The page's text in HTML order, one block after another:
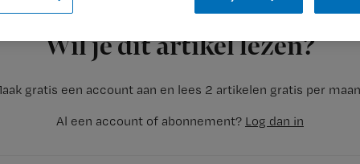
Registreren
Wil je dit artikel lezen?
gratis een account aan en lees 2 artikelen gratis per
Al een account of abonnement? Log dan in